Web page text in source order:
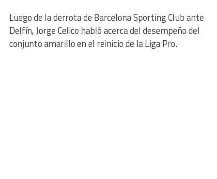
Luego de la derrota de Barcelona Sporting Club ante
Delfín, Jorge Celico habló acerca del desempeño del
conjunto amarillo en el reinicio de la Liga Pro.